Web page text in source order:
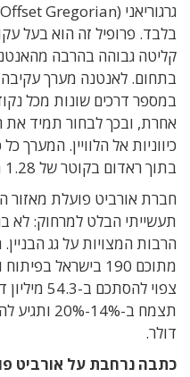
בלבד. פרופיל זה הוא בעל
קליטה גבוהה בהרבה
בתחום. לאנטנה מערך
במספר דרכים שונות מכל
אחרת, ובכך לבחור תמיד
כיווניות אל הלוויין. המערך
בתוך ראדום בקוטר של 1.28 מטרים בלבד.
חברת אורביט פועלת מאזור
תעשייתי הבלט למרחוק: לא
דולר.
כתבה נרחבת על אורביט